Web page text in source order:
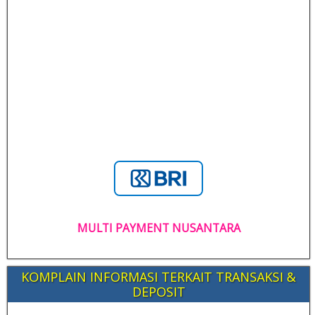
MULTI PAYMENT NUSANTARA
KOMPLAIN INFORMASI TERKAIT TRANSAKSI &
DEPOSIT